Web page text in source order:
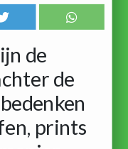
de
de
prints